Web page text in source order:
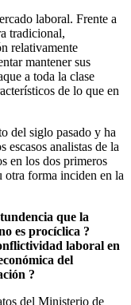
laboral. Frente a
tradicional,
relativamente
mantener sus
a toda la clase
de lo que en
del siglo pasado y ha
escasos analistas de la
en los dos primeros
otra forma inciden en la
que la
es procíclica ?
laboral en
del
?
del Ministerio de